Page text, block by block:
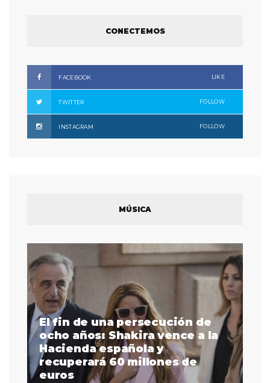
CONECTEMOS
FACEBOOK LIKE
TWITTER FOLLOW
INSTAGRAM FOLLOW
MÚSICA
El fin de una persecución de
ocho años: Shakira vence a la
Hacienda española y
recuperará 60 millones de
euros